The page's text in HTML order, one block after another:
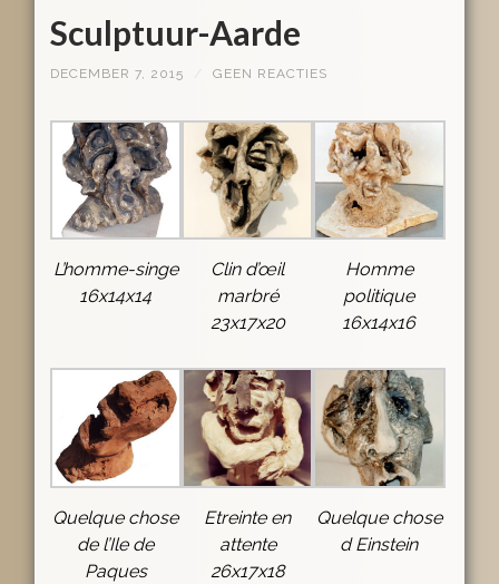
Sculptuur-Aarde
DECEMBER 7, 2015 GEEN REACTIES
L’homme-singe
16x14x14
Clin d’œil
marbré
23x17x20
Homme
politique
16x14x16
Quelque chose
de l’Ile de
Paques
Etreinte en
attente
26x17x18
Quelque chose
d Einstein